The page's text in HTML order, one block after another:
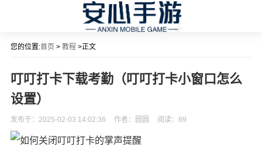
您的位置:首页 > 教程>正文
叮叮打卡下载考勤（叮叮打卡小窗口怎么
设置）
发布于：2025-02-03 14:02:36 作者：圆圆 阅读： 89